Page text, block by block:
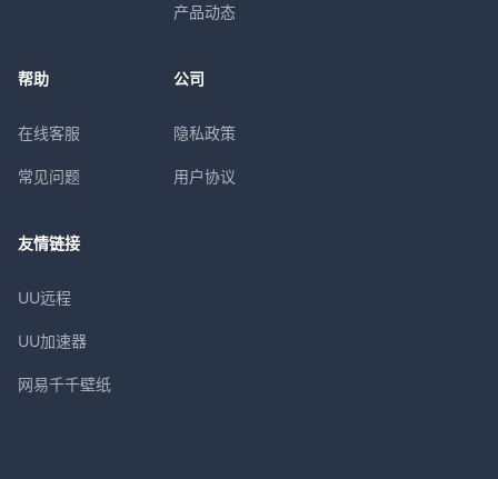
产品动态
帮助
在线客服
常见问题
公司
隐私政策
用户协议
友情链接
UU远程
UU加速器
网易千千壁纸